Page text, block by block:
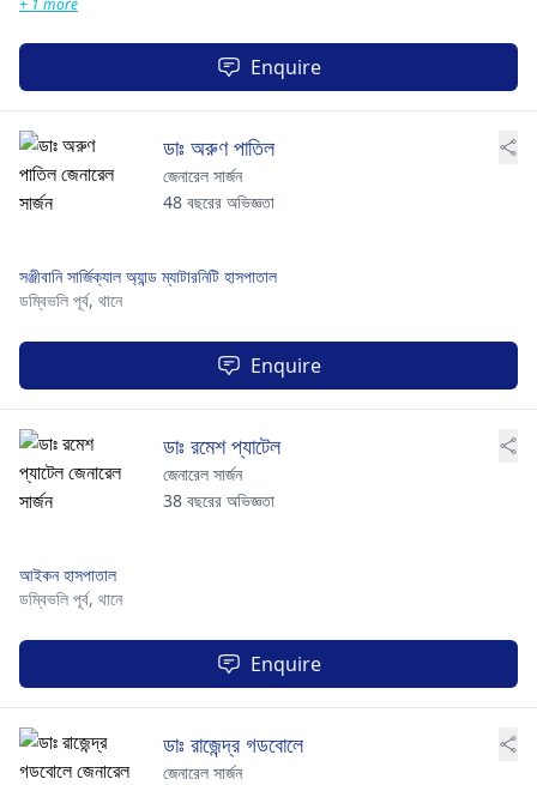
Enquire
ডাঃ অরুণ পাতিল
জেনারেল সার্জন
48 বছরের অভিজ্ঞতা
সঞ্জীবানি সার্জিক্যাল অ্যান্ড ম্যাটারনিটি হাসপাতাল
ডম্বিভলি পূর্ব, থানে
Enquire
ডাঃ রমেশ প্যাটেল
জেনারেল সার্জন
38 বছরের অভিজ্ঞতা
আইকন হাসপাতাল
ডম্বিভলি পূর্ব, থানে
Enquire
ডাঃ রাজেন্দ্র গডবোলে
জেনারেল সার্জন